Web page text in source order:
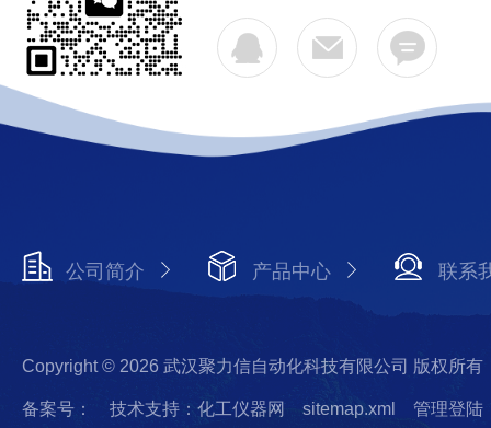
公司简介 产品中心 联系
Copyright © 2026 武汉聚力信自动化科技有限公司 版权所有
备案号： 技术支持：化工仪器网 sitemap.xml 管理登陆